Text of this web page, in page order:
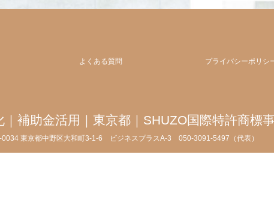
よくある質問 プライバシーポリシ
補助金活用｜東京都｜SHUZO国際特許商標
0034 東京都中野区大和町3-1-6 ビジネスプラスA-3 050-3091-5497（代表）